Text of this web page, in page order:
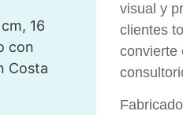
16
con
Costa
visual y
clientes
convierte